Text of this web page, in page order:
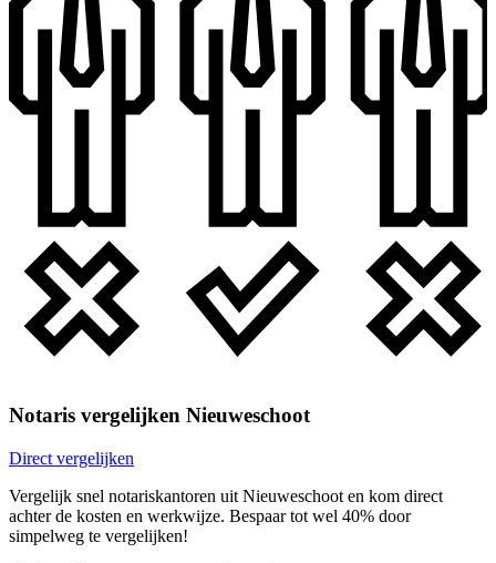
Notaris vergelijken Nieuweschoot
Direct vergelijken
Vergelijk snel notariskantoren uit Nieuweschoot en kom direct
achter de kosten en werkwijze. Bespaar tot wel 40% door
simpelweg te vergelijken!